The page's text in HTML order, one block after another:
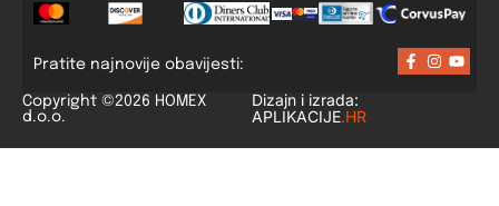
Pratite najnovije obavijesti:
Copyright ©2026 HOMEX
d.o.o.
Dizajn i izrada:
APLIKACIJE.HR